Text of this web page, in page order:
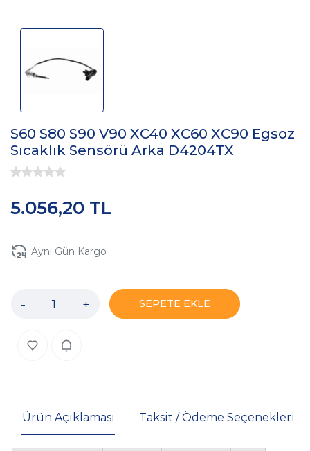
S60 S80 S90 V90 XC40 XC60 XC90 Egsoz
Sıcaklık Sensörü Arka D4204TX
5.056,20 TL
Aynı Gün Kargo
- + SEPETE EKLE
Ürün Açıklaması Taksit / Ödeme Seçenekleri